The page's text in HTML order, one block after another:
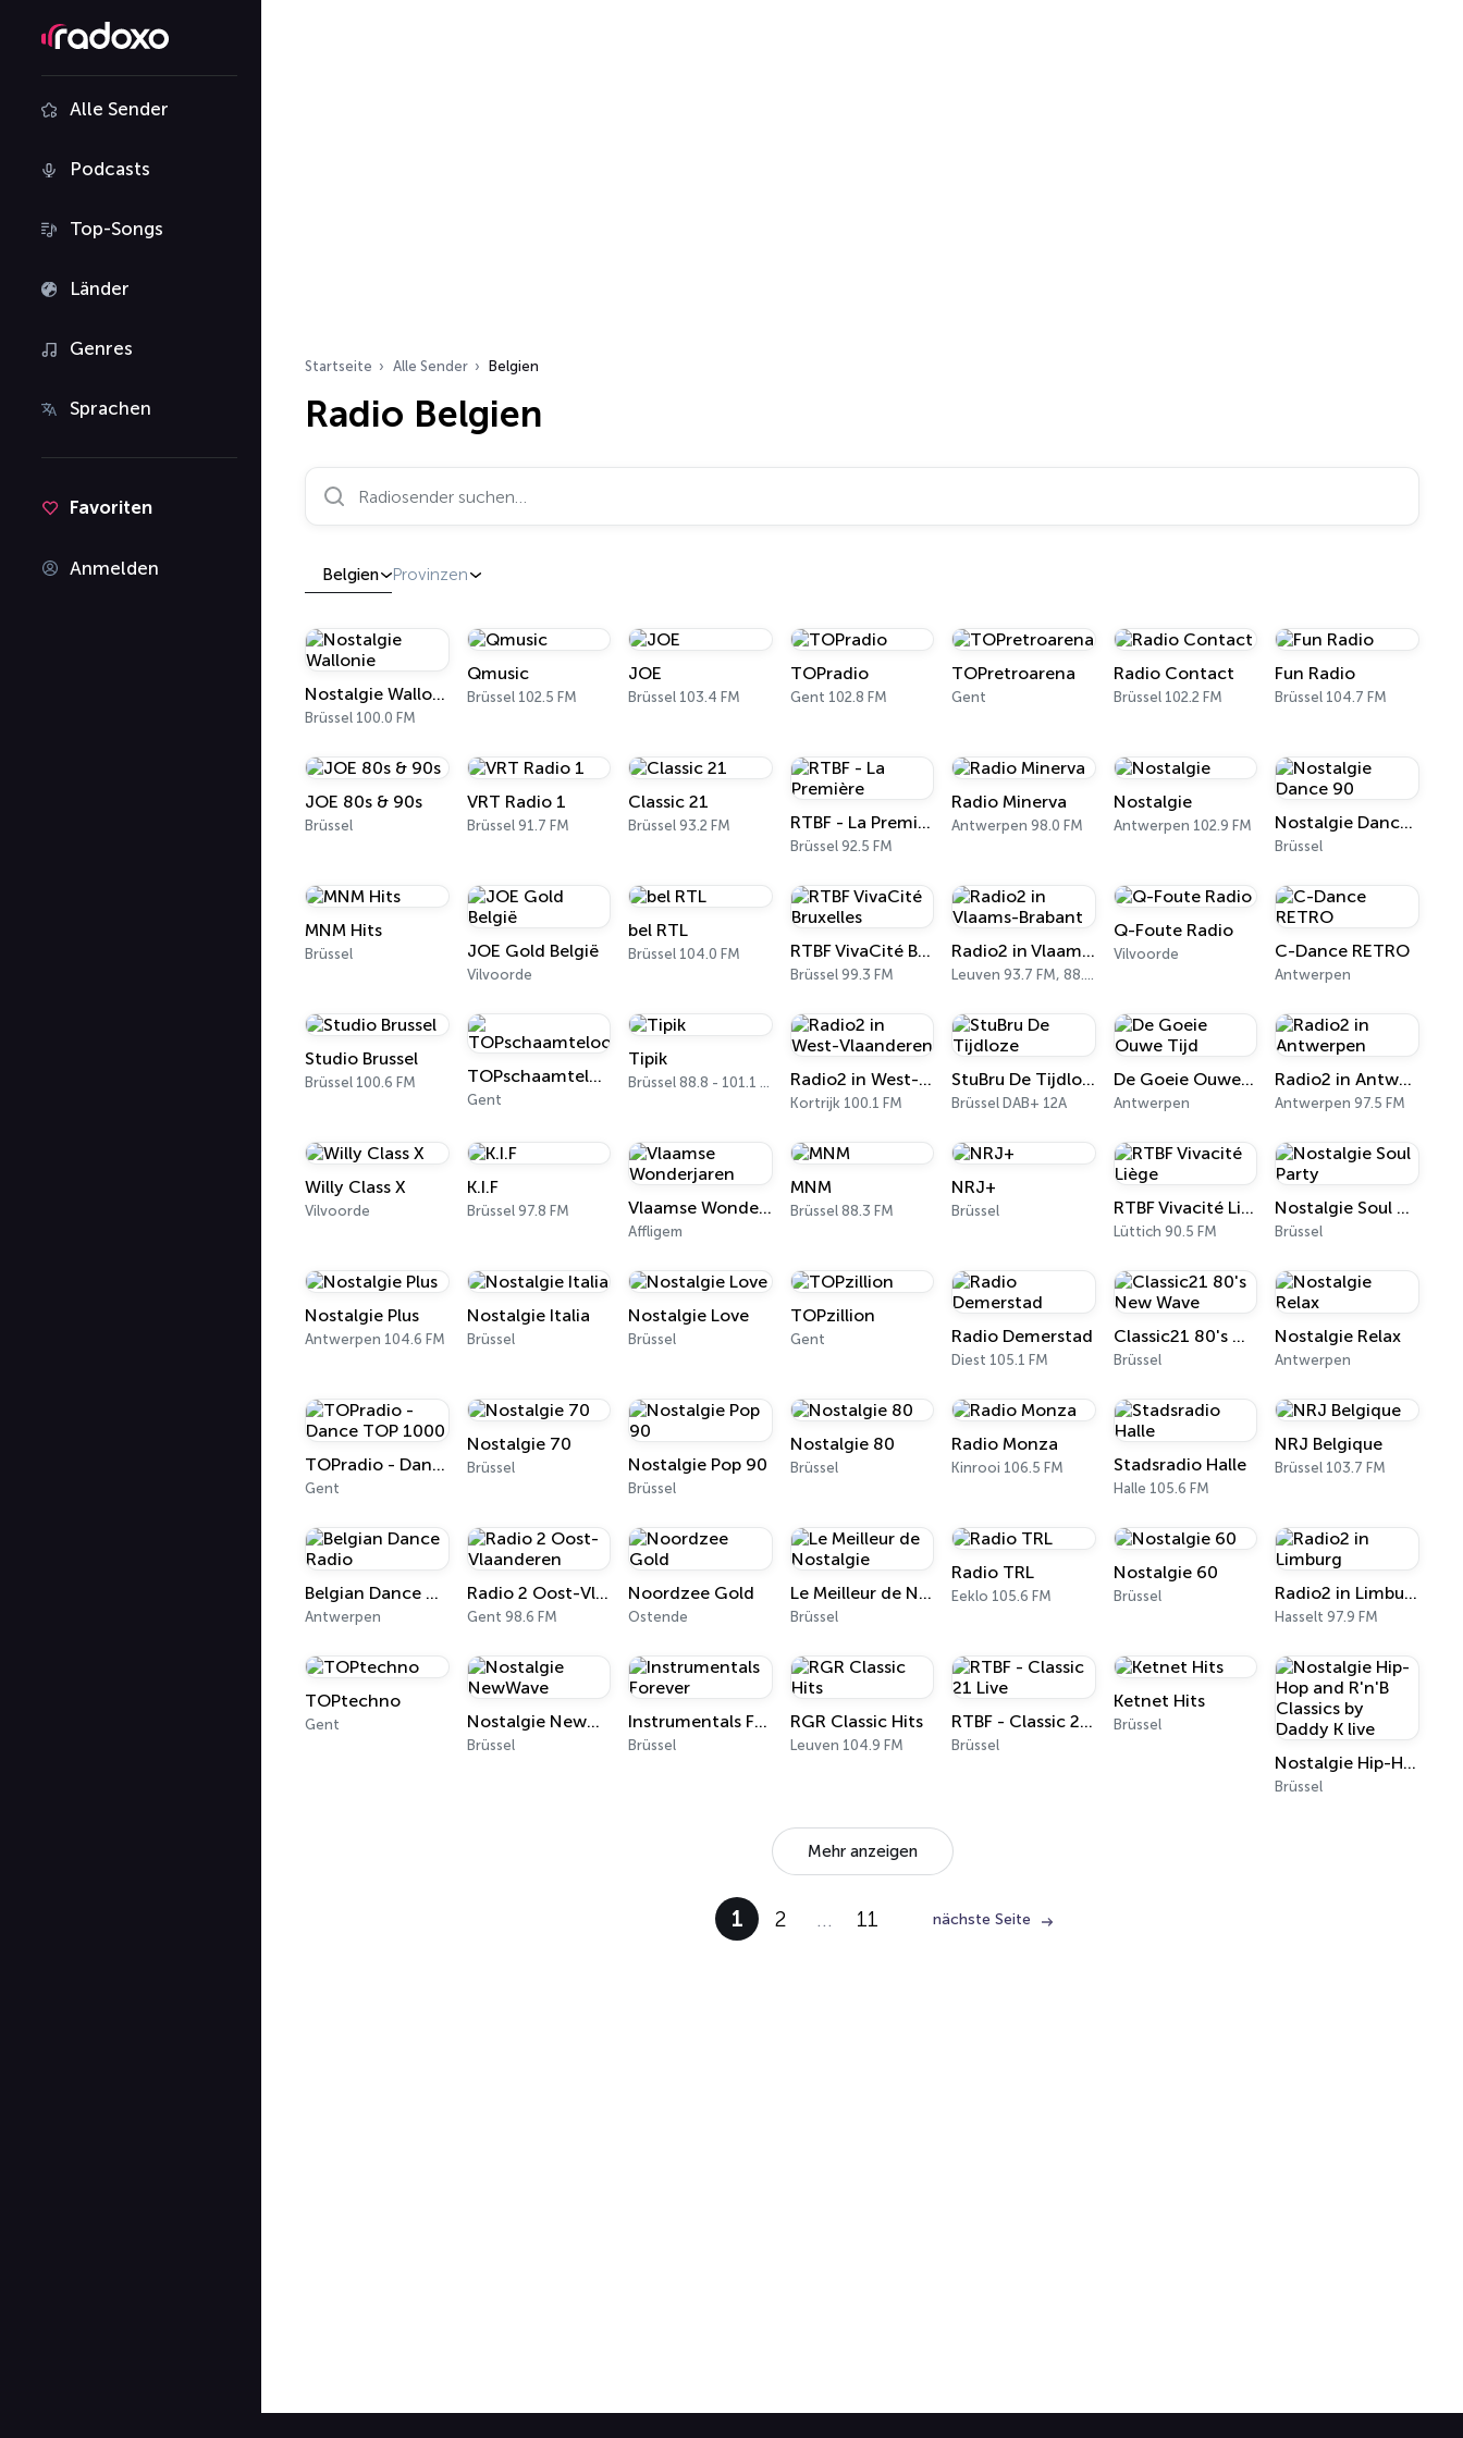
Alle Sender
Podcasts
Top-Songs
Länder
Genres
Sprachen
Favoriten
Anmelden
Startseite Alle Sender Belgien
Radio Belgien
Radiosender suchen…
Belgien Provinzen
Nostalgie Wallonie
Brüssel 100.0 FM
Qmusic
Brüssel 102.5 FM
JOE
Brüssel 103.4 FM
TOPradio
Gent 102.8 FM
TOPretroarena
Gent
Radio Contact
Brüssel 102.2 FM
Fun Radio
Brüssel 104.7 FM
JOE 80s & 90s
Brüssel
VRT Radio 1
Brüssel 91.7 FM
Classic 21
Brüssel 93.2 FM RTBF - La Première
Brüssel 92.5 FM
Radio Minerva
Antwerpen 98.0 FM
Nostalgie
Antwerpen 102.9 FM Nostalgie Dance 90
Brüssel
MNM Hits
Brüssel JOE Gold België
Vilvoorde
bel RTL
Brüssel 104.0 FM RTBF VivaCité Bruxelles
Brüssel 99.3 FM
Radio2 in Vlaams-Brabant
Leuven 93.7 FM, 88.7 FM, 92.4 FM
Q-Foute Radio
Vilvoorde C-Dance RETRO
Antwerpen
Studio Brussel
Brüssel 100.6 FM TOPschaamteloos
Gent
Tipik
Brüssel 88.8 - 101.1 FM Radio2 in West-Vlaanderen
Kortrijk 100.1 FM
StuBru De Tijdloze
Brüssel DAB+ 12A
De Goeie Ouwe Tijd
Antwerpen
Radio2 in Antwerpen
Antwerpen 97.5 FM
Willy Class X
Vilvoorde
K.I.F
Brüssel 97.8 FM Vlaamse Wonderjaren
Affligem
MNM
Brüssel 88.3 FM
NRJ+
Brüssel RTBF Vivacité Liège
Lüttich 90.5 FM
Nostalgie Soul Party
Brüssel
Nostalgie Plus
Antwerpen 104.6 FM
Nostalgie Italia
Brüssel
Nostalgie Love
Brüssel
TOPzillion
Gent Radio Demerstad
Diest 105.1 FM
Classic21 80's New Wave
Brüssel
Nostalgie Relax
Antwerpen
TOPradio - Dance TOP 1000
Gent
Nostalgie 70
Brüssel Nostalgie Pop 90
Brüssel
Nostalgie 80
Brüssel
Radio Monza
Kinrooi 106.5 FM Stadsradio Halle
Halle 105.6 FM
NRJ Belgique
Brüssel 103.7 FM
Belgian Dance Radio
Antwerpen
Radio 2 Oost-Vlaanderen
Gent 98.6 FM
Noordzee Gold
Ostende
Le Meilleur de Nostalgie
Brüssel
Radio TRL
Eeklo 105.6 FM
Nostalgie 60
Brüssel Radio2 in Limburg
Hasselt 97.9 FM
TOPtechno
Gent Nostalgie NewWave
Brüssel
Instrumentals Forever
Brüssel
RGR Classic Hits
Leuven 104.9 FM
RTBF - Classic 21 Live
Brüssel
Ketnet Hits
Brüssel
Nostalgie Hip-Hop and R'n'B Classics by Daddy K live
Brüssel
Mehr anzeigen
1 2 … 11 nächste Seite